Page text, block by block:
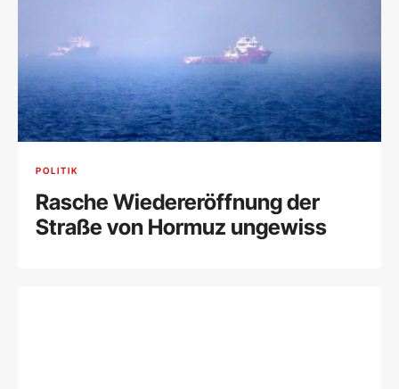
POLITIK
Rasche Wiedereröffnung der
Straße von Hormuz ungewiss